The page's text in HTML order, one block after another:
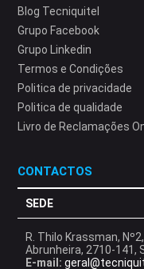
Blog Tecniquitel
Grupo Facebook
Grupo Linkedin
Termos e Condições
Politica de privacidade
Politica de qualidade
Livro de Reclamações
CONTACTOS
SEDE
R. Thilo Krassman,
Abrunheira, 2710-141,
E-mail: